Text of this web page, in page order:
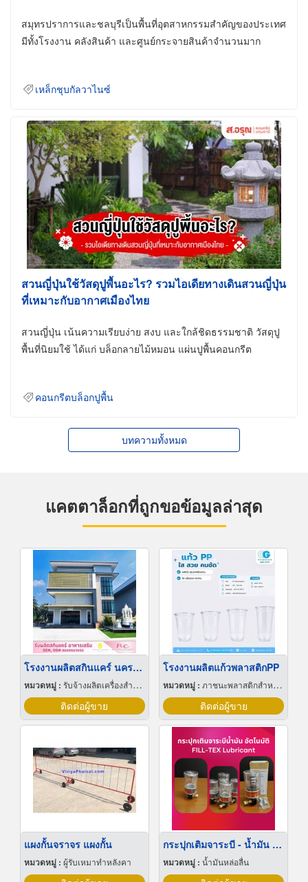
สมุทรปราการและชลบุรีเป็นพื้นที่อุตสาหกรรมสำคัญของประเทศ
มีทั้งโรงงาน คลังสินค้า และศูนย์กระจายสินค้าจำนวนมาก
เหล็กชุบกัลวาไนซ์
สวนญี่ปุ่นใช้วัสดุปูพื้นอะไร? รวมไอเดียทางเดินสวนญี่ปุ่น
ที่เหมาะกับอากาศเมืองไทย
สวนญี่ปุ่น เน้นความเรียบง่าย สงบ และใกล้ชิดธรรมชาติ วัสดุปู
พื้นที่นิยมใช้ ได้แก่ บล็อกลายไม้หมอน แผ่นปูพื้นคอนกรีต
คอนกรีตบล็อกปูพื้น
บทความทั้งหมด
แคตตาล็อกที่ถูกขอข้อมูลล่าสุด
โรงงานผลิตสกินแคร์ นครปฐม
หมวดหมู่ : รับจ้างผลิตเครื่องสำอาง
ติดต่อผู้ขาย
โรงงานผลิตแก้วพลาสติกPP
หมวดหมู่ : ภาชนะพลาสติกสำหรับบรรจุ
ติดต่อผู้ขาย
แผงกั้นจราจร แผงกั้น
หมวดหมู่ : ผู้รับเหมาทำหลังคา
กระปุกเติมจาระบี - น้ำมัน อัตโนมัติ
หมวดหมู่ : น้ำมันหล่อลื่น